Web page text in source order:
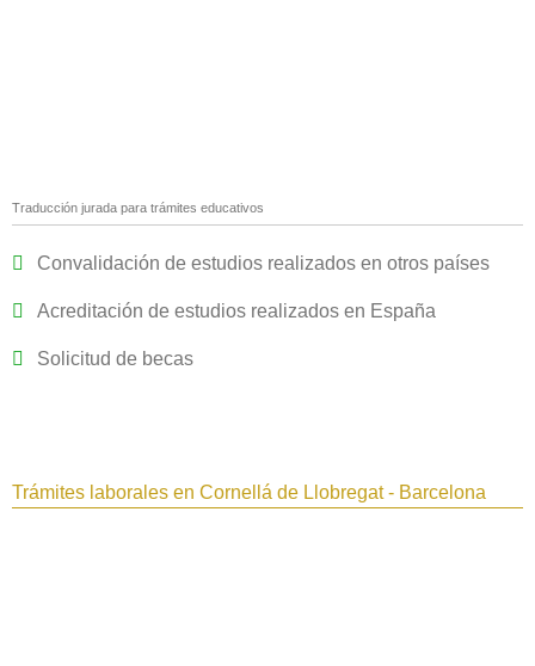
Traducción jurada para trámites educativos
Convalidación de estudios realizados en otros países
Acreditación de estudios realizados en España
Solicitud de becas
Trámites laborales en Cornellá de Llobregat - Barcelona